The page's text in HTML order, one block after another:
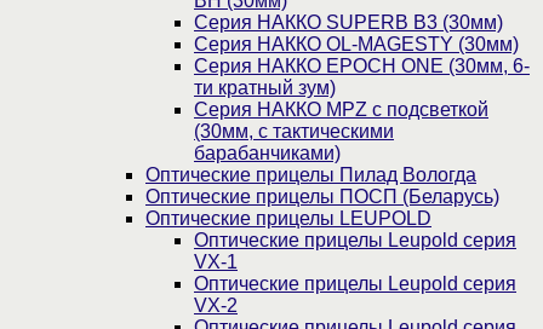
Серия НАККО SUPERB B3 (30мм)
Серия НАККО OL-MAGESTY (30мм)
Серия НАККО EPOCH ONE (30мм, 6-
ти кратный зум)
Серия НАККО MPZ с подсветкой
(30мм, c тактическими
барабанчиками)
Оптические прицелы Пилад Вологда
Оптические прицелы ПОСП (Беларусь)
Оптические прицелы LEUPOLD
Оптические прицелы Leupold серия
VX-1
Оптические прицелы Leupold серия
VX-2